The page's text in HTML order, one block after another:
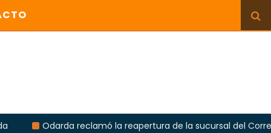
Odarda reclamó la reapertura de la sucursal del Correo